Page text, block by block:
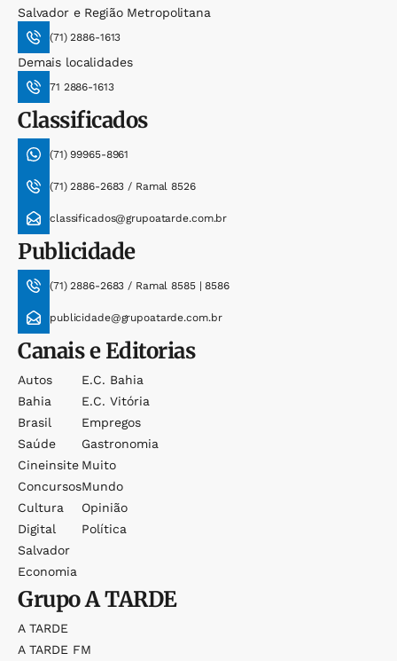
Salvador e Região Metropolitana
(71) 2886-1613
Demais localidades
71 2886-1613
Classificados
(71) 99965-8961
(71) 2886-2683 / Ramal 8526
classificados@grupoatarde.com.br
Publicidade
(71) 2886-2683 / Ramal 8585 | 8586
publicidade@grupoatarde.com.br
Canais e Editorias
Autos
Bahia
Brasil
Saúde
Cineinsite
Concursos
Cultura
Digital
Salvador
Economia
E.c. Bahia
E.c. Vitória
Empregos
Gastronomia
Muito
Mundo
Opinião
Política
GrupoA TARDE
A TARDE
A TARDE FM